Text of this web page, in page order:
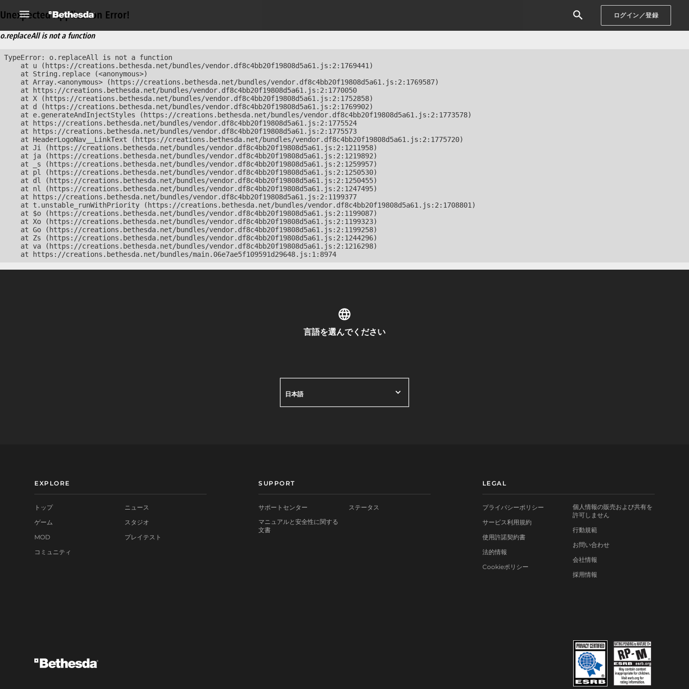
ログイン／登録
Unexpected Application Error!
o.replaceAll is not a function
TypeError: o.replaceAll is not a function
    at u (https://creations.bethesda.net/bundles/vendor.df8c4bb20f19808d5a61.js:2:1769441)
    at String.replace (<anonymous>)
    at Array.<anonymous> (https://creations.bethesda.net/bundles/vendor.df8c4bb20f19808d5a61.js:2:1769587)
    at https://creations.bethesda.net/bundles/vendor.df8c4bb20f19808d5a61.js:2:1770050
    at X (https://creations.bethesda.net/bundles/vendor.df8c4bb20f19808d5a61.js:2:1752858)
    at d (https://creations.bethesda.net/bundles/vendor.df8c4bb20f19808d5a61.js:2:1769902)
    at e.generateAndInjectStyles (https://creations.bethesda.net/bundles/vendor.df8c4bb20f19808d5a61.js:2:1773578)
    at https://creations.bethesda.net/bundles/vendor.df8c4bb20f19808d5a61.js:2:1775524
    at https://creations.bethesda.net/bundles/vendor.df8c4bb20f19808d5a61.js:2:1775573
    at HeaderLogoNav__LinkText (https://creations.bethesda.net/bundles/vendor.df8c4bb20f19808d5a61.js:2:1775720)
    at Ji (https://creations.bethesda.net/bundles/vendor.df8c4bb20f19808d5a61.js:2:1211958)
    at ja (https://creations.bethesda.net/bundles/vendor.df8c4bb20f19808d5a61.js:2:1219892)
    at _s (https://creations.bethesda.net/bundles/vendor.df8c4bb20f19808d5a61.js:2:1259957)
    at pl (https://creations.bethesda.net/bundles/vendor.df8c4bb20f19808d5a61.js:2:1250530)
    at dl (https://creations.bethesda.net/bundles/vendor.df8c4bb20f19808d5a61.js:2:1250455)
    at nl (https://creations.bethesda.net/bundles/vendor.df8c4bb20f19808d5a61.js:2:1247495)
    at https://creations.bethesda.net/bundles/vendor.df8c4bb20f19808d5a61.js:2:1199377
    at t.unstable_runWithPriority (https://creations.bethesda.net/bundles/vendor.df8c4bb20f19808d5a61.js:2:1708801)
    at $o (https://creations.bethesda.net/bundles/vendor.df8c4bb20f19808d5a61.js:2:1199087)
    at Xo (https://creations.bethesda.net/bundles/vendor.df8c4bb20f19808d5a61.js:2:1199323)
    at Go (https://creations.bethesda.net/bundles/vendor.df8c4bb20f19808d5a61.js:2:1199258)
    at Zs (https://creations.bethesda.net/bundles/vendor.df8c4bb20f19808d5a61.js:2:1244296)
    at va (https://creations.bethesda.net/bundles/vendor.df8c4bb20f19808d5a61.js:2:1216298)
    at https://creations.bethesda.net/bundles/main.06e7ae5f109591d29648.js:1:8974
言語を選んでください
日本語
EXPLORE
トップ
ゲーム
MOD
コミュニティ
ニュース
スタジオ
プレイテスト
SUPPORT
サポートセンター
マニュアルと安全性に関する
文書
ステータス
LEGAL
プライバシーポリシー
サービス利用規約
使用許諾契約書
法的情報
Cookieポリシー
個人情報の販売および共有を
許可しません
行動規範
お問い合わせ
会社情報
採用情報